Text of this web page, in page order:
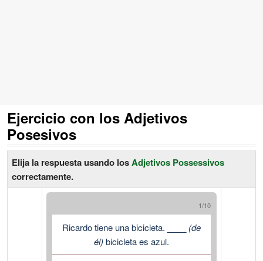
Ejercicio con los Adjetivos
Posesivos
Elija la respuesta usando losAdjetivos Possessivos
correctamente.
1/10
Ricardo tiene una bicicleta.
(de
él) bicicleta es azul.